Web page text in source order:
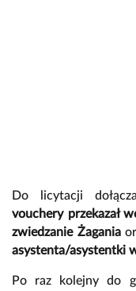
Do licytacji
vouchery przekazał
zwiedzanie Żagania
asystenta/asystentki
Po raz kolejny do